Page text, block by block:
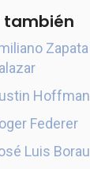
también
Zapata
Hoffman
Federer
Luis Borau